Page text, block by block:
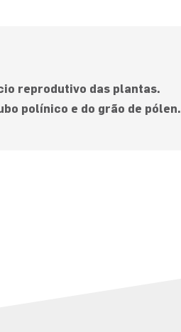
reprodutivo das plantas.
polínico e do grão de pólen.